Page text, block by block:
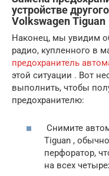
устройстве
Volkswagen Tiguan
Наконец, мы увидим
радио, купленного в
предохранитель
этой ситуации . Вот
выполнить, чтобы
предохранителю:
Снимите
Tiguan ,
перфоратор,
на всех